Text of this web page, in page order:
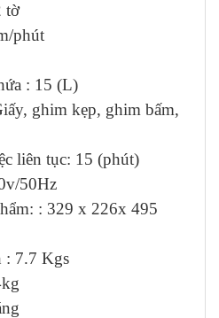
tờ
phút
: 15 (L)
ghim kẹp, ghim bấm,
liên tục: 15 (phút)
50Hz
: 329 x 226x 495
: 7.7 Kgs